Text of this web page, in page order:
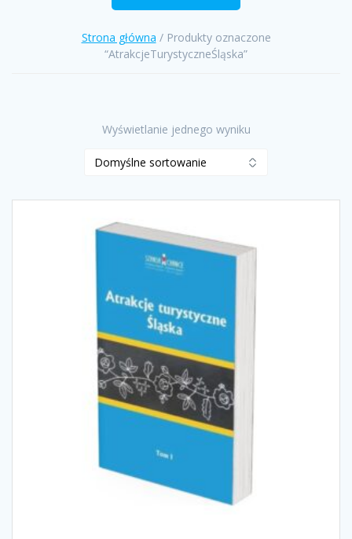
Strona główna / Produkty oznaczone
“AtrakcjeTurystyczneŚląska”
Wyświetlanie jednego wyniku